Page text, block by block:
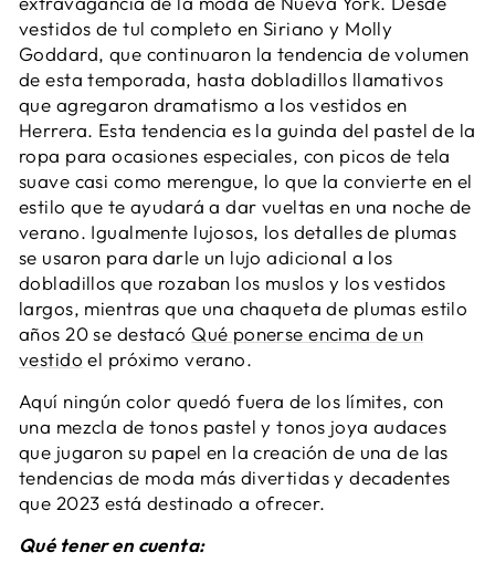
vestidos de tul completo en Siriano y Molly
Goddard, que continuaron la tendencia de volumen
de esta temporada, hasta dobladillos llamativos
que agregaron dramatismo a los vestidos en
Herrera. Esta tendencia es la guinda del pastel de la
ropa para ocasiones especiales, con picos de tela
suave casi como merengue, lo que la convierte en el
estilo que te ayudará a dar vueltas en una noche de
verano. Igualmente lujosos, los detalles de plumas
se usaron para darle un lujo adicional a los
dobladillos que rozaban los muslos y los vestidos
largos, mientras que una chaqueta de plumas estilo
años 20 se destacó Qué ponerse encima de un
vestido el próximo verano.
Aquí ningún color quedó fuera de los límites, con
una mezcla de tonos pastel y tonos joya audaces
que jugaron su papel en la creación de una de las
tendencias de moda más divertidas y decadentes
que 2023 está destinado a ofrecer.
Qué tener en cuenta: